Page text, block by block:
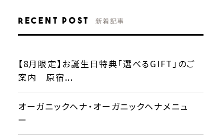
Recent Post 新着記事
【8月限定】お誕生日特典「選べるGIFT」のご
案内 原宿...
オーガニックヘナ・オーガニックヘナメニュ
ー